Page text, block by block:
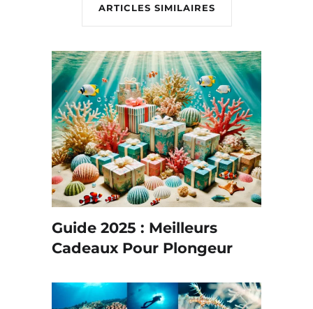
ARTICLES SIMILAIRES
Guide 2025 : Meilleurs
Cadeaux Pour Plongeur